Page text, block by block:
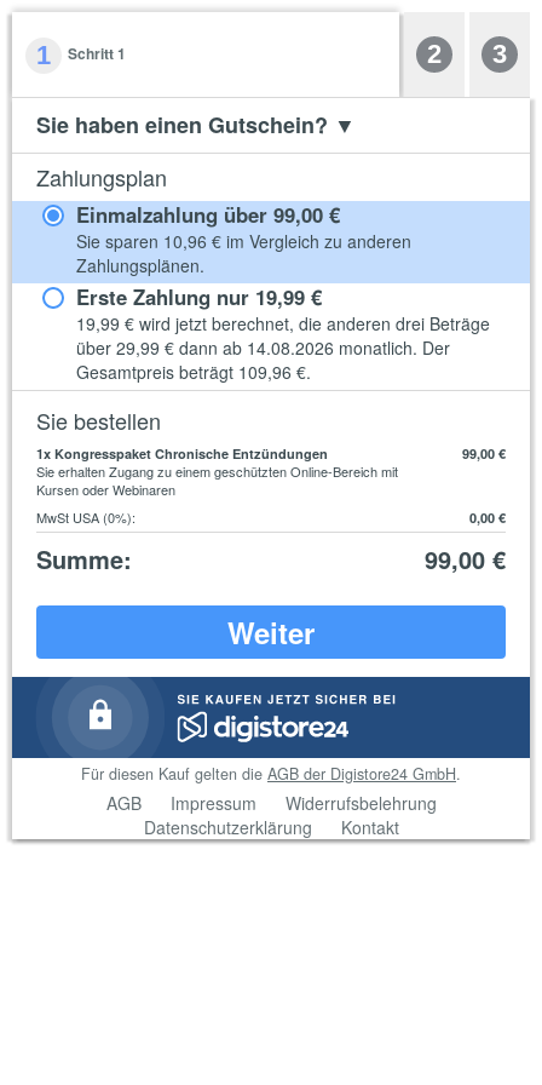
1 Schritt 1 2 3
Sie haben einen Gutschein? ▼
Zahlungsplan
Einmalzahlung über 99,00 €
Sie sparen 10,96 € im Vergleich zu anderen
Zahlungsplänen.
Erste Zahlung nur 19,99 €
19,99 € wird jetzt berechnet, die anderen drei Beträge
über 29,99 € dann ab 14.08.2026 monatlich. Der
Gesamtpreis beträgt 109,96 €.
Sie bestellen
1x Kongresspaket Chronische Entzündungen
Sie erhalten Zugang zu einem geschützten Online-Bereich mit
Kursen oder Webinaren
99,00 €
MwSt USA (0%): 0,00 €
Summe: 99,00 €
Weiter
Für diesen Kauf gelten die AGB der Digistore24 GmbH.
AGB Impressum
Widerrufsbelehrung
Datenschutzerklärung
Kontakt